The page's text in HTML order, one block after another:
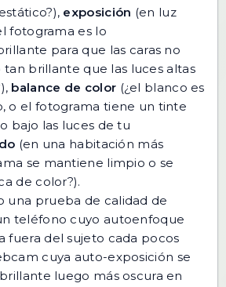
exposición (en luz
fotograma es lo
para que las caras no
tan brillante que las luces altas
balance de color (¿el blanco es
o el fotograma tiene un tinte
bajo las luces de tu
(en una habitación más
se mantiene limpio o se
de color?).
una prueba de calidad de
teléfono cuyo autoenfoque
fuera del sujeto cada pocos
cuya auto-exposición se
luego más oscura en